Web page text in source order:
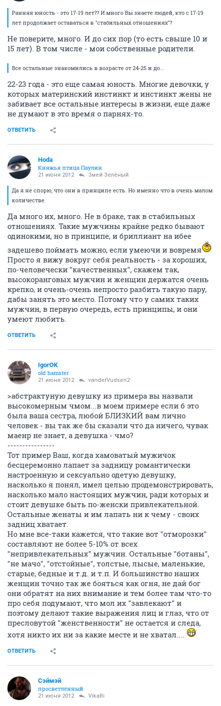
Ранняя юность - это 17-19 лет?? И много Вы знаете людей, кто с 17-19
лет продолжает оставаться в "стабильных отношениях"?
Не поверите, много. И до сих пор (то есть свыше 10 и
15 лет). В том числе - мои собственные родители.
Все остальные знакомились в возрасте от 24-25 и до...
22-23 года - это еще самая юность. Многие девочки, у
которых материнский инстинкт и инстинкт жены не
забивает все остальные интересы в жизни, еще даже
не думают в это время о парнях-то.
ОТВЕТИТЬ
Hoda
Княжья птица Паулин
21 июня 2012 Змей Зелёный
Да я не спорю, что они в принципе есть. Но именно что в очень малом
количестве.
Да много их, много. Не в браке, так в стабильных
отношениях. Такие мужчины крайне редко бывают
одинокими, но в принципе, и бриллиант на ибее
задешево поймать можно, если умеючи и вовремя
Просто я вижу вокруг себя реальность - за хороших,
по-человечески "качественных", скажем так,
высокоранговых мужчин и женщин держатся очень
крепко, и очень-очень непросто разбить такую пару,
дабы занять это место. Потому что у самих таких
мужчин, в первую очередь, есть принципы, и они
умеют любить.
ОТВЕТИТЬ
IgorOK
old hamster
21 июня 2012 vanderVudsen2
>абстрактуную девушку из примера вы назвали
высокомерным чмом...в моем примере если б это
была ваша сестра, любой БЛИЗКИЙ вам лично
человек - вы так же бы сказали что да ничего, чувак
маенр не знает, а девушка - чмо?
----------------
Тот пример Ваш, когда хамоватый мужичок
бесцеремонно лапает за задницу романтически
настроенную и сексуально одетую девушку,
насколько я понял, имел целью продемонстрировать,
насколько мало настоящих мужчин, ради которых и
стоит девушке быть по-женски привлекательной.
Остальные женаты и им лапать ни к чему - своих
задниц хватает.
Но мне все-таки кажется, что такие вот "отморозки"
составляют не более 5-10% от всех
"непривлекательных" мужчин. Остальные "ботаны",
"не мачо", "отстойные", толстые, лысые, маленькие,
старые, бедные и т.д. и т.п. И большинство наших
женщин точно так же бояться как огня, не дай бог
они обратят на них внимание и тем более там что-то
про себя подумают, что мол их "завлекают" и
поэтому делают такие выражения лиц и глаз, что от
пресловутой "женственности" не остается и следа,
хотя никто их ни за какие месте и не хватал....
ОТВЕТИТЬ
Сэймэй
просветлённый
21 июня 2012 VikaRi